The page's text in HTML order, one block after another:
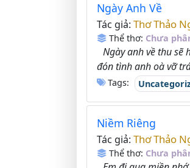
Ngày Anh Về
Tác giả: Thơ Thảo
Thể thơ: Chưa
Ngày anh về thu sẽ
đón tình anh oà vỡ
Tags:
Niềm Riêng
Tác giả: Thơ Thảo
Thể thơ: Chưa